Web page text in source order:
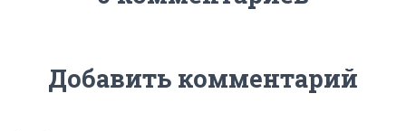
Добавить комментарий